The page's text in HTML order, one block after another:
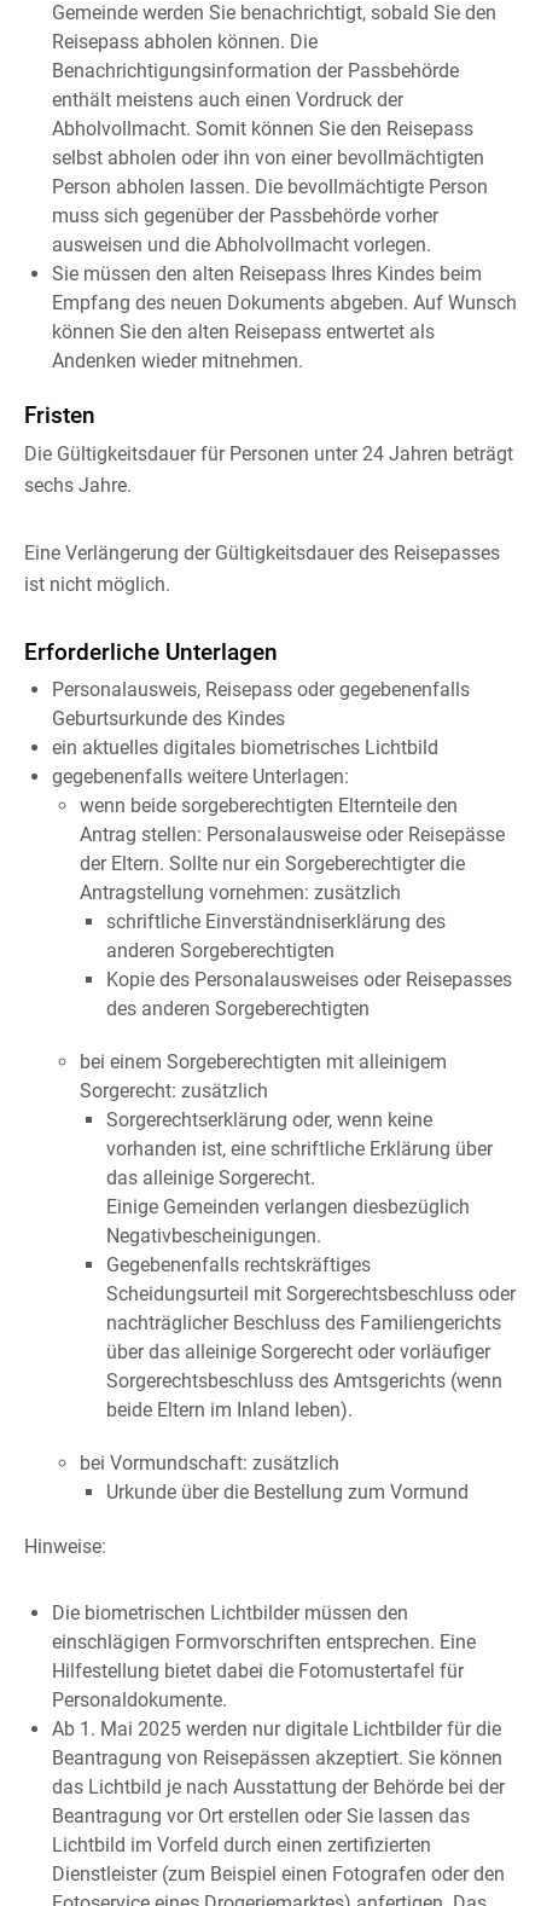
Gemeinde werden Sie benachrichtigt, sobald Sie den
Reisepass abholen können. Die
Benachrichtigungsinformation der Passbehörde
enthält meistens auch einen Vordruck der
Abholvollmacht. Somit können Sie den Reisepass
selbst abholen oder ihn von einer bevollmächtigten
Person abholen lassen. Die bevollmächtigte Person
muss sich gegenüber der Passbehörde vorher
ausweisen und die Abholvollmacht vorlegen.
Sie müssen den alten Reisepass Ihres Kindes beim
Empfang des neuen Dokuments abgeben. Auf Wunsch
können Sie den alten Reisepass entwertet als
Andenken wieder mitnehmen.
Fristen
Die Gültigkeitsdauerfür Personen unter 24 Jahren beträgt
sechs Jahre.
Eine Verlängerung der Gültigkeitsdauer des Reisepasses
ist nicht möglich.
Erforderliche Unterlagen
Personalausweis, Reisepass oder gegebenenfalls
Geburtsurkunde des Kindes
ein aktuelles digitales biometrisches Lichtbild
gegebenenfalls weitere Unterlagen:
wenn beide sorgeberechtigten Elternteile den
Antrag stellen: Personalausweise oder Reisepässe
der Eltern. Sollte nur ein Sorgeberechtigter die
Antragstellung vornehmen: zusätzlich
schriftliche Einverständniserklärung des
anderen Sorgeberechtigten
Kopie des Personalausweises oder Reisepasses
des anderen Sorgeberechtigten
bei einem Sorgeberechtigten mit alleinigem
Sorgerecht: zusätzlich
Sorgerechtserklärung oder, wenn keine
vorhanden ist, eine schriftliche Erklärung über
das alleinige Sorgerecht.
Einige Gemeinden verlangen diesbezüglich
Negativbescheinigungen.
Gegebenenfalls rechtskräftiges
Scheidungsurteil mit Sorgerechtsbeschluss oder
nachträglicher Beschluss des Familiengerichts
über das alleinige Sorgerecht oder vorläufiger
Sorgerechtsbeschluss des Amtsgerichts (wenn
beide Eltern im Inland leben).
bei Vormundschaft: zusätzlich
Urkunde über die Bestellung zum Vormund
Hinweise:
Die biometrischen Lichtbilder müssen den
einschlägigen Formvorschriften entsprechen. Eine
Hilfestellung bietet dabei die Fotomustertafel für
Personaldokumente.
Ab 1. Mai 2025 werden nur digitale Lichtbilder für die
Beantragung von Reisepässen akzeptiert. Sie können
das Lichtbild je nach Ausstattung der Behörde bei der
Beantragung vor Ort erstellen oder Sie lassen das
Lichtbild im Vorfeld durch einen zertifizierten
Dienstleister (zum Beispiel einen Fotografen oder den